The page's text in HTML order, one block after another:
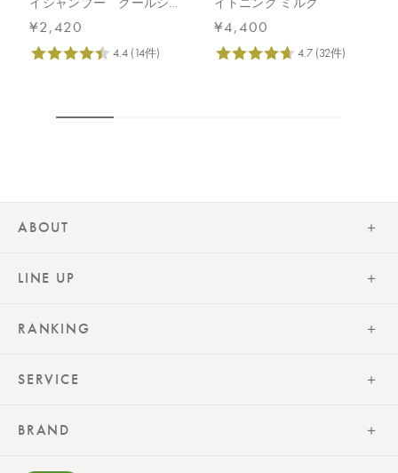
ット
¥2,420 ¥4,400
ABOUT
LINE UP
RANKING
SERVICE
BRAND